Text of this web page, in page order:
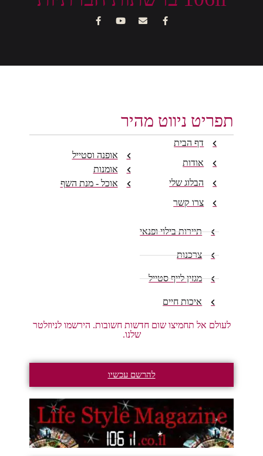
תפריט ניווט מהיר
דף הבית
אודות
הבלוג שלי
צרו קשר
אופנה וסטייל
אומנות
אוכל - מנת השף
תיירות בילוי ופנאי
צרכנות
מגזין לייף סטייל
איכות חיים
לעולם אל תחמיצו שום חדשות חשובות. הירשמו לניוזלטר
שלנו.
להרשם עכשיו